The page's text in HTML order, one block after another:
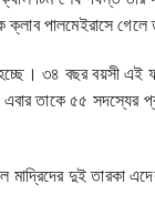
পালমেইরাসে
৩৪ বছর বয়সী এই
তাকে ৫৫ সদস্যের
দুই তারকা